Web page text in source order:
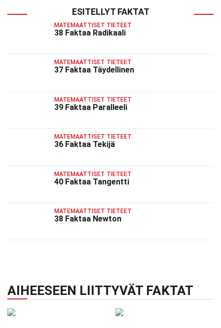
ESITELLYT FAKTAT
MATEMAATTISET TIETEET
38 Faktaa Radikaali
MATEMAATTISET TIETEET
37 Faktaa Täydellinen
MATEMAATTISET TIETEET
39 Faktaa Paralleeli
MATEMAATTISET TIETEET
36 Faktaa Tekijä
MATEMAATTISET TIETEET
40 Faktaa Tangentti
MATEMAATTISET TIETEET
38 Faktaa Newton
AIHEESEEN LIITTYVÄT FAKTAT